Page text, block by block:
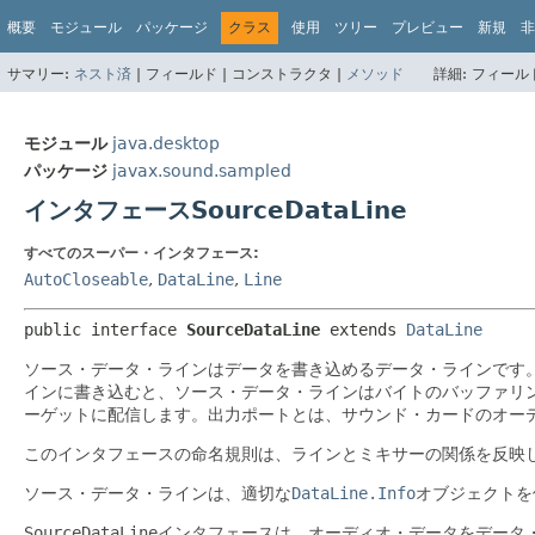
概要 モジュール パッケージ クラス 使用 ツリー プレビュー 新規
サマリー: ネスト済 | フィールド | コンストラクタ | メソッド 詳細: フィー
モジュール java.desktop
パッケージ javax.sound.sampled
インタフェースSourceDataLine
すべてのスーパー・インタフェース:
AutoCloseable, DataLine, Line
public interface SourceDataLine extends DataLine
ソース・データ・ラインはデータを書き込めるデータ・ラインです
インに書き込むと、ソース・データ・ラインはバイトのバッファ
ーゲットに配信します。出力ポートとは、サウンド・カードのオ
このインタフェースの命名規則は、ラインとミキサーの関係を反映
ソース・データ・ラインは、適切なDataLine.Infoオブジェクト